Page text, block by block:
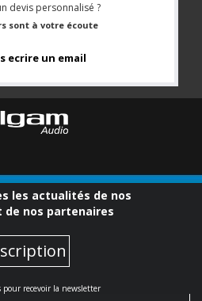
devis personnalisé ?
sont à votre écoute
ecrire un email
les actualités de nos
de nos partenaires
pour recevoir la newsletter